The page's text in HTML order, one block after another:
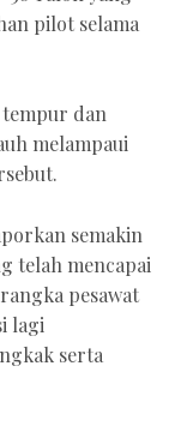
pilot selama
dan
melampaui
semakin
telah mencapai
pesawat
lagi
serta